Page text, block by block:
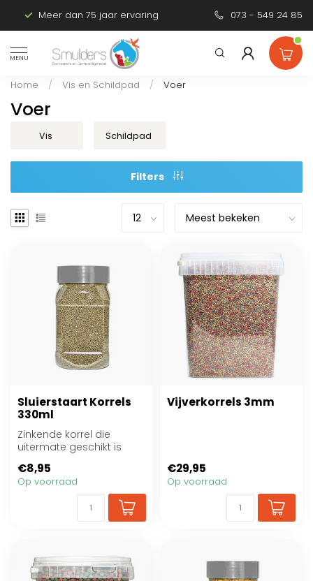
Meer dan 75 jaar ervaring Persoonlijk
073 - 549 24 85
MENU
Home / Vis en Schildpad / Voer
Voer
Vis Schildpad
Filters
Sluierstaart Korrels
330ml
Zinkende korrel die
uitermate geschikt is
€8,95
Op voorraad
Vijverkorrels 3mm
€29,95
Op voorraad